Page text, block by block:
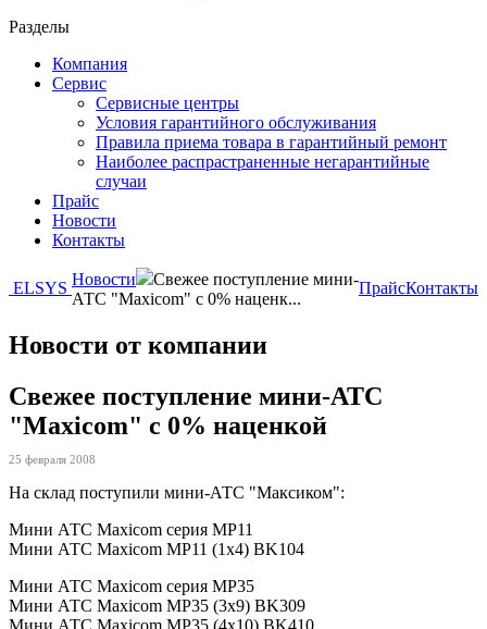
Разделы
Компания
Сервис
Сервисные центры
Условия гарантийного обслуживания
Правила приема товара в гарантийный ремонт
Наиболее распрастраненные негарантийные
случаи
Прайс
Новости
Контакты
ELSYS Новости
Свежее поступление мини-
АТС "Maxicom" с 0% наценк...
ПрайсКонтакты
Новости от компании
Свежее поступление мини-АТС
"Maxicom" с 0% наценкой
25 февраля 2008
На склад поступили мини-АТС "Максиком":
Мини АТС Maxicom cерия MP11
Мини АТС Maxicom MP11 (1x4) BK104
Мини АТС Maxicom cерия MP35
Мини АТС Maxicom MP35 (3x9) BK309
Мини АТС Maxicom MP35 (4x10) BK410